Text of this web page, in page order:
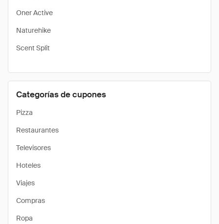
Oner Active
Naturehike
Scent Split
Categorías de cupones
Pizza
Restaurantes
Televisores
Hoteles
Viajes
Compras
Ropa